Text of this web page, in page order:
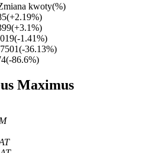
forex, metale szlachetne i towary
kwoty(%)
(+2.19%)
(+3.1%)
(-1.41%)
(-36.13%)
(-86.6%)
Maximus